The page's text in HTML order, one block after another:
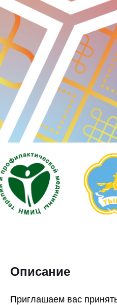
Описание
Приглашаем вас